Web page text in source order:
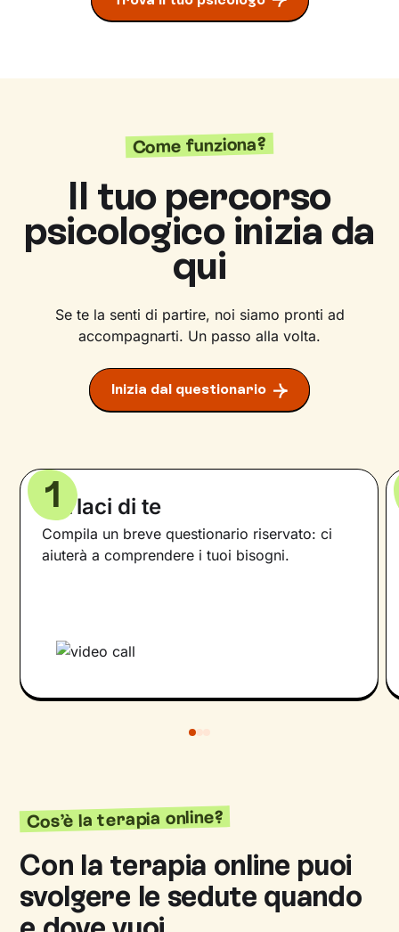
Come funziona?
Il tuo percorso
psicologico inizia da
qui
Se te la senti di partire, noi siamo pronti ad
accompagnarti. Un passo alla volta.
Inizia dal questionario
Parlaci di te
Compila un breve questionario riservato: ci
aiuterà a comprendere i tuoi bisogni.
1
Cos’è la terapia online?
Con la terapia online puoi
svolgere le sedute quando